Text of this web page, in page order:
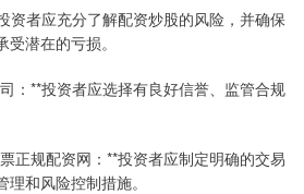
资者应充分了解配资炒股的风险，并确保
潜在的亏损。
：**投资者应选择有良好信誉、监管合规
正规配资网：**投资者应制定明确的交易
和风险控制措施。